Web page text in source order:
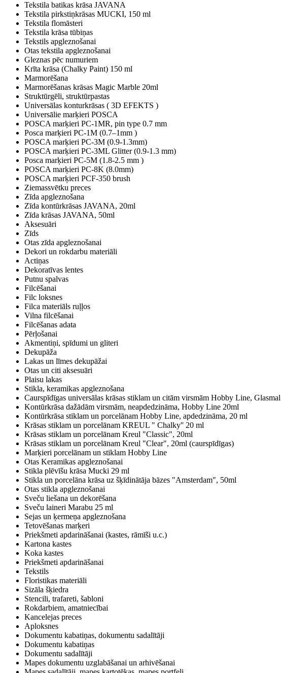
Tekstila batikas krāsa JAVANA
Tekstila pirkstiņkrāsas MUCKI, 150 ml
Tekstila flomāsteri
Tekstila krāsa tūbiņas
Tekstils apgleznošanai
Otas tekstila apgleznošanai
Gleznas pēc numuriem
Krīta krāsa (Chalky Paint) 150 ml
Marmorēšana
Marmorēšanas krāsas Magic Marble 20ml
Struktūrgēli, struktūrpastas
Universālas konturkrāsas ( 3D EFEKTS )
Universālie marķieri POSCA
POSCA marķieri PC-1MR, pin type 0.7 mm
Posca marķieri PC-1M (0.7–1mm )
POSCA marķieri PC-3M (0.9-1.3mm)
POSCA marķieri PC-3ML Glitter (0.9-1.3 mm)
Posca marķieri PC-5M (1.8-2.5 mm )
POSCA marķieri PC-8K (8.0mm)
POSCA marķieri PCF-350 brush
Ziemassvētku preces
Zīda apgleznošana
Zīda kontūrkrāsas JAVANA, 20ml
Zīda krāsas JAVANA, 50ml
Aksesuāri
Zīds
Otas zīda apgleznošanai
Dekori un rokdarbu materiāli
Actiņas
Dekoratīvas lentes
Putnu spalvas
Filcēšanai
Filc loksnes
Filca materiāls ruļļos
Vilna filcēšanai
Filcēšanas adata
Pērļošanai
Akmentiņi, spīdumi un gliteri
Dekupāža
Lakas un līmes dekupāžai
Otas un citi aksesuāri
Plaisu lakas
Stikla, keramikas apgleznošana
Caurspīdīgas universālas krāsas stiklam un citām virsmām Hobby Line, Glasmal
Kontūrkrāsa dažādām virsmām, neapdedzināma, Hobby Line 20ml
Kontūrkrāsa stiklam un porcelānam Hobby Line, apdedzināma, 20 ml
Krāsas stiklam un porcelānam KREUL " Chalky'' 20 ml
Krāsas stiklam un porcelānam Kreul "Classic", 20ml
Krāsas stiklam un porcelānam Kreul "Clear", 20ml (caurspīdīgas)
Marķieri porcelānam un stiklam Hobby Line
Otas Keramikas apgleznošanai
Stikla plēvīšu krāsa Mucki 29 ml
Stikla un porcelāna krāsa uz šķīdinātāja bāzes "Amsterdam", 50ml
Otas stikla apgleznošanai
Sveču liešana un dekorēšana
Sveču laineri Marabu 25 ml
Sejas un ķermeņa apgleznošana
Tetovēšanas marķeri
Priekšmeti apdarināšanai (kastes, rāmīši u.c.)
Kartona kastes
Koka kastes
Priekšmeti apdarināšanai
Tekstils
Floristikas materiāli
Sizāla šķiedra
Stencili, trafareti, šabloni
Rokdarbiem, amatniecībai
Kancelejas preces
Aploksnes
Dokumentu kabatiņas, dokumentu sadalītāji
Dokumentu kabatiņas
Dokumentu sadalītāji
Mapes dokumentu uzglabāšanai un arhivēšanai